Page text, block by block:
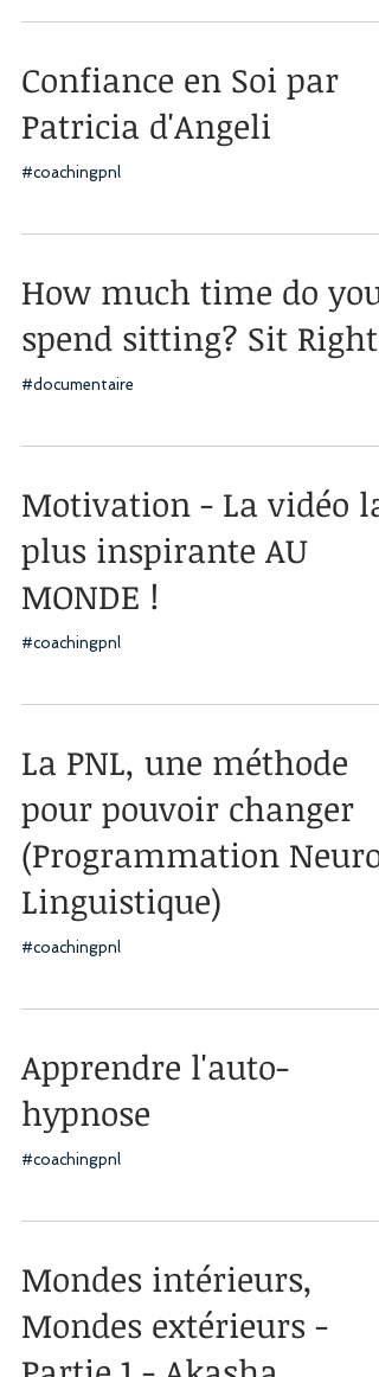
Confiance en Soi par
Patricia d'Angeli
#coachingpnl
How much time do you
spend sitting? Sit Right!
#documentaire
Motivation - La vidéo la
plus inspirante AU
MONDE !
#coachingpnl
La PNL, une méthode
pour pouvoir changer
(Programmation Neuro-
Linguistique)
#coachingpnl
Apprendre l'auto-
hypnose
#coachingpnl
Mondes intérieurs,
Mondes extérieurs -